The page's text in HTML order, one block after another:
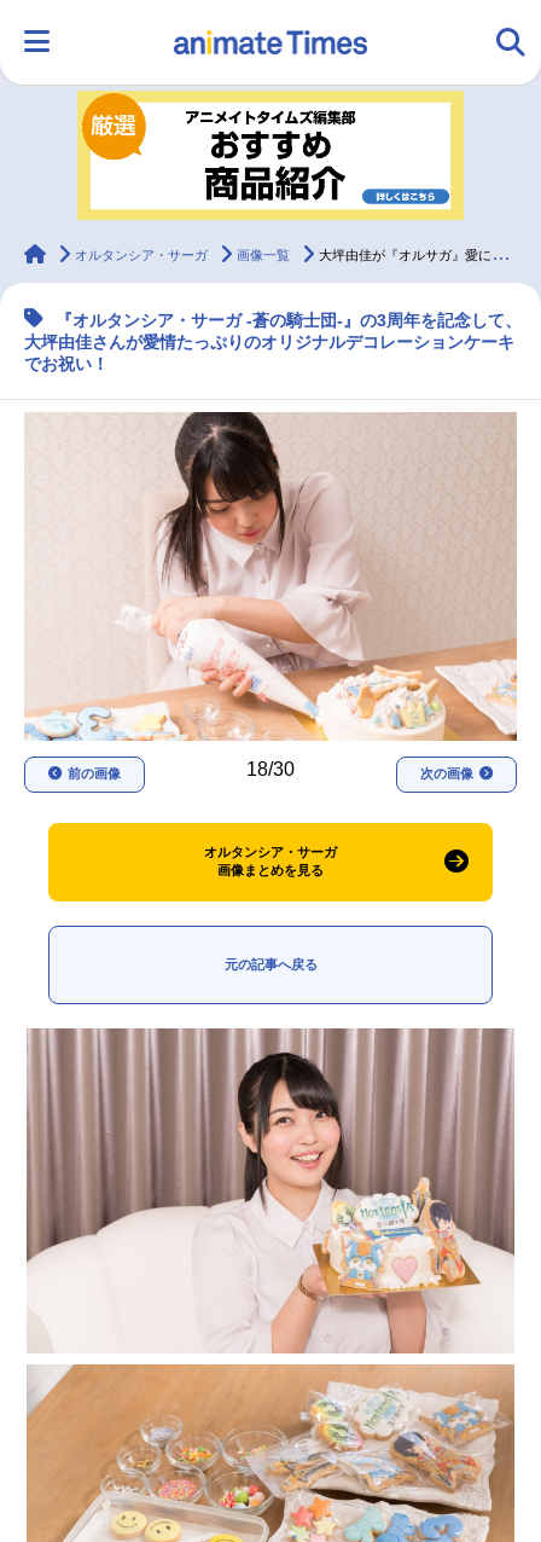
ランキング アニメ
ラジオ みんなの声
マンガ・ラノベ ゲーム・アプリ 音楽 コスプレ
配信・Vtuber
声優記事一覧
実写化映画一覧
今期アニメ曜日別一覧
夏アニメ
秋アニメ 冬アニメ
男性声優/女性声優一覧
FOLLOW US
animateTimes
オルタンシア・サーガ 画像一覧 大坪由佳が『オルサガ』愛に溢れるケーキで3周年をお祝い！
『オルタンシア・サーガ -蒼の騎士団-』の3周年を記念して、
大坪由佳さんが愛情たっぷりのオリジナルデコレーションケーキ
でお祝い！
18/30
前の画像 次の画像
オルタンシア・サーガ
画像まとめを見る
元の記事へ戻る